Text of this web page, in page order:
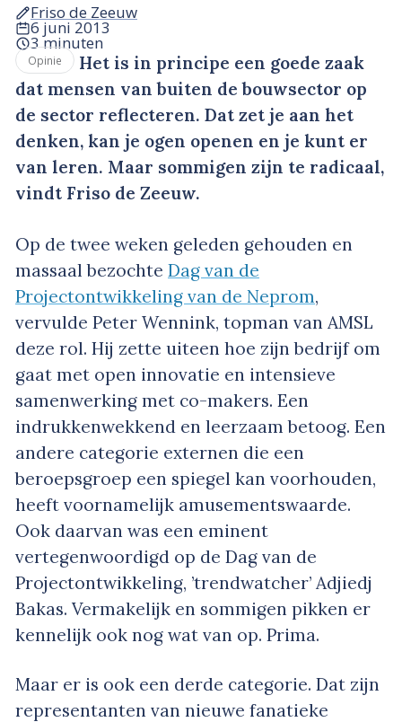
Friso de Zeeuw
6 juni 2013
3 minuten
Opinie
Het is in principe een goede zaak
dat mensen van buiten de bouwsector op
de sector reflecteren. Dat zet je aan het
denken, kan je ogen openen en je kunt er
van leren. Maar sommigen zijn te radicaal,
vindt Friso de Zeeuw.
Op de twee weken geleden gehouden en
massaal bezochte Dag van de
Projectontwikkeling van de Neprom,
vervulde Peter Wennink, topman van AMSL
deze rol. Hij zette uiteen hoe zijn bedrijf om
gaat met open innovatie en intensieve
samenwerking met co-makers. Een
indrukkenwekkend en leerzaam betoog. Een
andere categorie externen die een
beroepsgroep een spiegel kan voorhouden,
heeft voornamelijk amusementswaarde.
Ook daarvan was een eminent
vertegenwoordigd op de Dag van de
Projectontwikkeling, ’trendwatcher’ Adjiedj
Bakas. Vermakelijk en sommigen pikken er
kennelijk ook nog wat van op. Prima.
Maar er is ook een derde categorie. Dat zijn
representanten van nieuwe fanatieke